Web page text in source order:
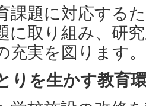
課題に対応する
に取り組み、研
充実を図ります。
りを生かす教育